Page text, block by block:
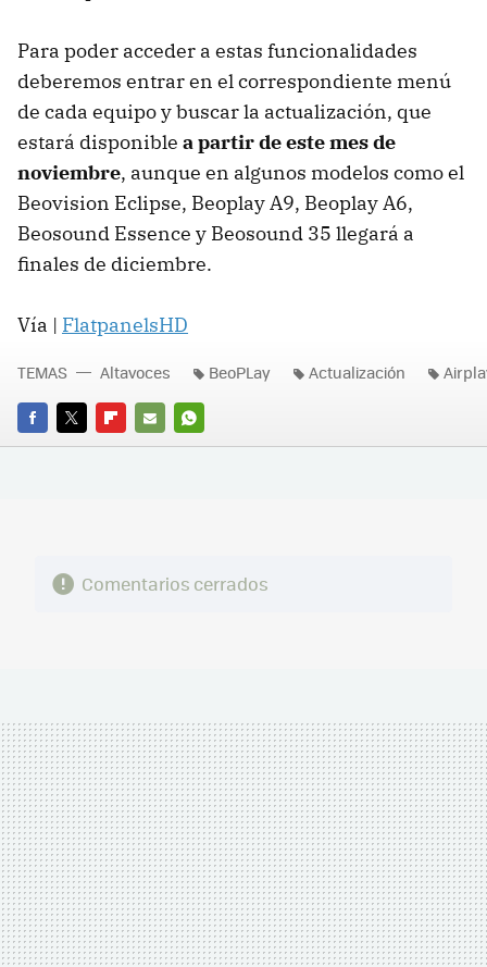
Para poder acceder a estas funcionalidades
deberemos entrar en el correspondiente menú
de cada equipo y buscar la actualización, que
estará disponible a partir de este mes de
noviembre, aunque en algunos modelos como el
Beovision Eclipse, Beoplay A9, Beoplay A6,
Beosound Essence y Beosound 35 llegará a
finales de diciembre.
Vía | FlatpanelsHD
FACEBOOK
TWITTERFLIPBOARD
E-
WHATSAPP
TEMAS Altavoces BeoPLay Actualización
Comentarios cerrados